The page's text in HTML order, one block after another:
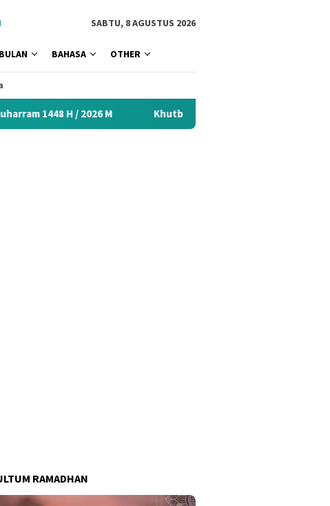
SABTU, 8 AGUSTUS 2026
BAHASA OTHER
M Khutbah Idul Fitri 2026 Menyentuh Hati: Kumpulan
RAMADHAN